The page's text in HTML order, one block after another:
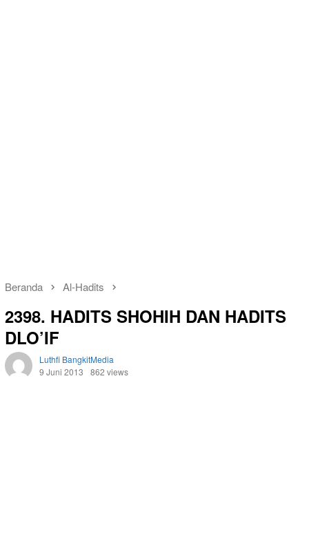
Beranda Al-Hadits
2398. HADITS SHOHIH DAN HADITS
DLO’IF
Luthfi BangkitMedia
9 Juni 2013
862 views